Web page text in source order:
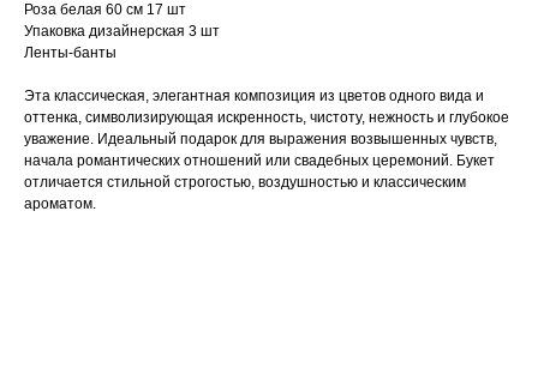
Роза белая 60 см 17 шт
Упаковка дизайнерская 3 шт
Ленты-банты
Эта классическая, элегантная композиция из цветов одного вида и
оттенка, символизирующая искренность, чистоту, нежность и глубокое
уважение. Идеальный подарок для выражения возвышенных чувств,
начала романтических отношений или свадебных церемоний. Букет
отличается стильной строгостью, воздушностью и классическим
ароматом.